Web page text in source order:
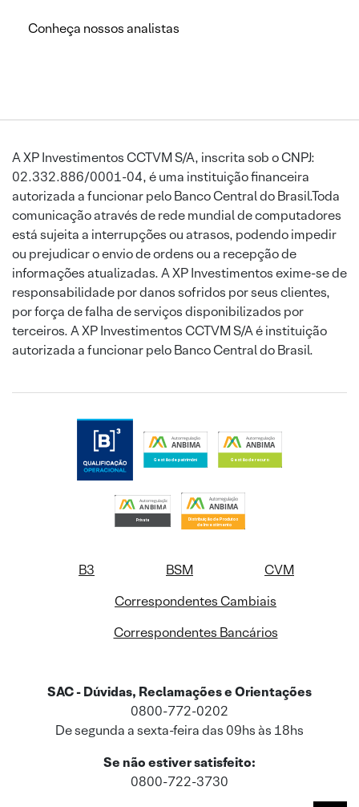
Conheça nossos analistas
A XP Investimentos CCTVM S/A, inscrita sob o CNPJ:
02.332.886/0001-04, é uma instituição financeira
autorizada a funcionar pelo Banco Central do Brasil.Toda
comunicação através de rede mundial de computadores
está sujeita a interrupções ou atrasos, podendo impedir
ou prejudicar o envio de ordens ou a recepção de
informações atualizadas. A XP Investimentos exime-se de
responsabilidade por danos sofridos por seus clientes,
por força de falha de serviços disponibilizados por
terceiros. A XP Investimentos CCTVM S/A é instituição
autorizada a funcionar pelo Banco Central do Brasil.
B3 BSM
CVM
Correspondentes Cambiais
Correspondentes Bancários
SAC - Dúvidas, Reclamações e Orientações
0800-772-0202
De segunda a sexta-feira das 09hs às 18hs
Se não estiver satisfeito:
0800-722-3730